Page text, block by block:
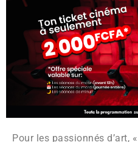
Pour les passionnés d’art,